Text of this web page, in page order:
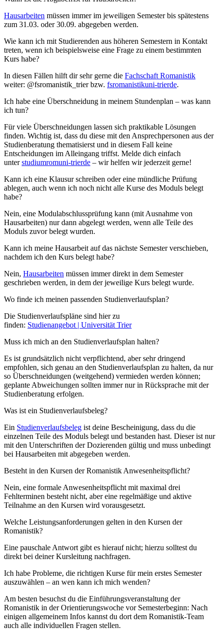
Hausarbeiten müssen immer im jeweiligen Semester bis spätestens
zum 31.03. oder 30.09. abgegeben werden.
Wie kann ich mit Studierenden aus höheren Semestern in Kontakt
treten, wenn ich beispielsweise eine Frage zu einem bestimmten
Kurs habe?
In diesen Fällen hilft dir sehr gerne die Fachschaft Romanistik
weiter: @fsromanistik_trier bzw. fsromanistikuni-trierde.
Ich habe eine Überschneidung in meinem Stundenplan – was kann
ich tun?
Für viele Überschneidungen lassen sich praktikable Lösungen
finden. Wichtig ist, dass du diese mit den Ansprechpersonen aus der
Studienberatung thematisierst und in diesem Fall keine
Entscheidungen im Alleingang triffst. Melde dich einfach
unterstudiumromuni-trierde – wir helfen wir jederzeit gerne!
Kann ich eine Klausur schreiben oder eine mündliche Prüfung
ablegen, auch wenn ich noch nicht alle Kurse des Moduls belegt
habe?
Nein, eine Modulabschlussprüfung kann (mit Ausnahme von
Hausarbeiten) nur dann abgelegt werden, wenn alle Teile des
Moduls zuvor belegt wurden.
Kann ich meine Hausarbeit auf das nächste Semester verschieben,
nachdem ich den Kurs belegt habe?
Nein, Hausarbeiten müssen immer direkt in dem Semester
geschrieben werden, in dem der jeweilige Kurs belegt wurde.
Wo finde ich meinen passenden Studienverlaufsplan?
Die Studienverlaufspläne sind hier zu
finden: Studienangebot | Universität Trier
Muss ich mich an den Studienverlaufsplan halten?
Es ist grundsätzlich nicht verpflichtend, aber sehr dringend
empfohlen, sich genau an den Studienverlaufsplan zu halten, da nur
so Überschneidungen (weitgehend) vermieden werden können;
geplante Abweichungen sollten immer nur in Rücksprache mit der
Studienberatung erfolgen.
Was ist ein Studienverlaufsbeleg?
Ein Studienverlaufsbeleg ist deine Bescheinigung, dass du die
einzelnen Teile des Moduls belegt und bestanden hast. Dieser ist nur
mit den Unterschriften der Dozierenden gültig und muss unbedingt
bei Hausarbeiten mit abgegeben werden.
Besteht in den Kursen der Romanistik Anwesenheitspflicht?
Nein, eine formale Anwesenheitspflicht mit maximal drei
Fehlterminen besteht nicht, aber eine regelmäßige und aktive
Teilnahme an den Kursen wird vorausgesetzt.
Welche Leistungsanforderungen gelten in den Kursen der
Romanistik?
Eine pauschale Antwort gibt es hierauf nicht; hierzu solltest du
direkt bei deiner Kursleitung nachfragen.
Ich habe Probleme, die richtigen Kurse für mein erstes Semester
auszuwählen – an wen kann ich mich wenden?
Am besten besuchst du die Einführungsveranstaltung der
Romanistik in der Orientierungswoche vor Semesterbeginn: Nach
einigen allgemeinem Infos kannst du dort dem Romanistik-Team
auch alle individuellen Fragen stellen.